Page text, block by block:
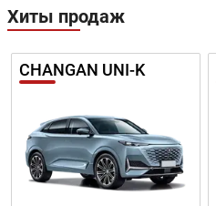
Хиты продаж
CHANGAN UNI-K